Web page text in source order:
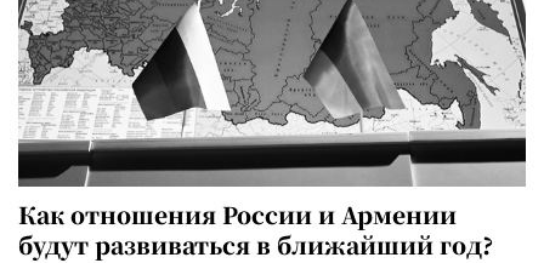
Как отношения России и Армении
будут развиваться в ближайший год?